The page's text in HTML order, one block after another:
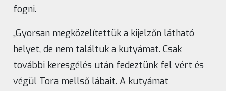
fogni.
„Gyorsan megközelítettük a kijelzőn látható
helyet, de nem találtuk a kutyámat. Csak
további keresgélés után fedeztünk fel vért és
végül Tora mellső lábait. A kutyámat